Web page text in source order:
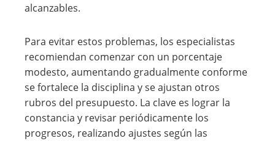
alcanzables.
Para evitar estos problemas, los especialistas
recomiendan comenzar con un porcentaje
modesto, aumentando gradualmente conforme
se fortalece la disciplina y se ajustan otros
rubros del presupuesto. La clave es lograr la
constancia y revisar periódicamente los
progresos, realizando ajustes según las